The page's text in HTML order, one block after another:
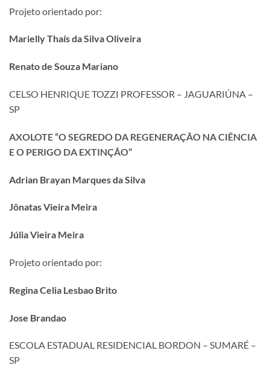
Projeto orientado por:
Marielly Thaís da Silva Oliveira
Renato de Souza Mariano
CELSO HENRIQUE TOZZI PROFESSOR – JAGUARIÚNA –
SP
AXOLOTE “O SEGREDO DA REGENERAÇÃO NA CIÊNCIA
E O PERIGO DA EXTINÇÃO”
Adrian Brayan Marques da Silva
Jônatas Vieira Meira
Júlia Vieira Meira
Projeto orientado por:
Regina Celia Lesbao Brito
Jose Brandao
ESCOLA ESTADUAL RESIDENCIAL BORDON – SUMARÉ –
SP